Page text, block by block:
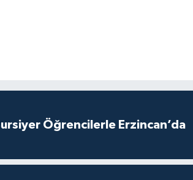
Öğrencilerle Erzincan’da